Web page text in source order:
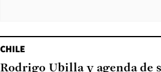
CHILE
Rodrigo Ubilla y agenda de